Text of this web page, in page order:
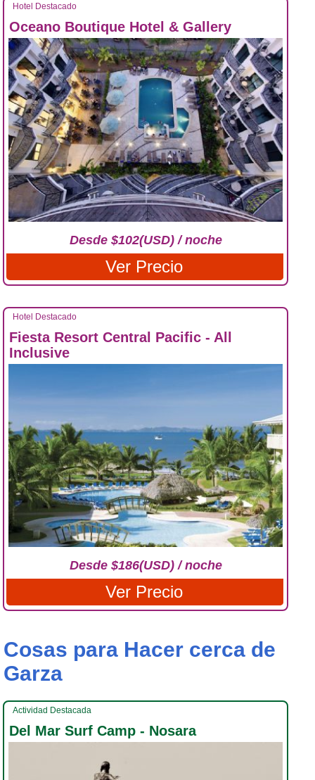
Hotel Destacado
Oceano Boutique Hotel & Gallery
Desde $102(USD) / noche
Ver Precio
Hotel Destacado
Fiesta Resort Central Pacific - All
Inclusive
Desde $186(USD) / noche
Ver Precio
Cosas para Hacer cerca de
Garza
Actividad Destacada
Del Mar Surf Camp - Nosara